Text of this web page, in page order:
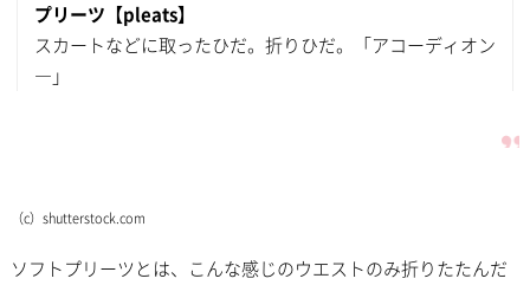
プリーツ【pleats】
スカートなどに取ったひだ。折りひだ。「アコーディオン
―」
（c）shutterstock.com
ソフトプリーツとは、こんな感じのウエストのみ折りたたんだ